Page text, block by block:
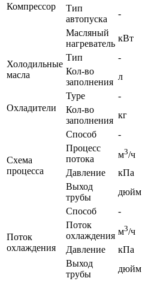
Компрессор
Тип
автопуска
-
Масляный
нагреватель
кВт
Холодильные
масла
Тип -
Кол-во
заполнения
л
Охладители
Type -
Кол-во
заполнения
кг
Схема
процесса
Способ -
Процесс
потока
м3/ч
Давление
кПа
Выход
трубы
дюйм
Поток
охлаждения
Способ -
Поток
охлаждения м3/ч
Давление
кПа
Выход
трубы
дюйм